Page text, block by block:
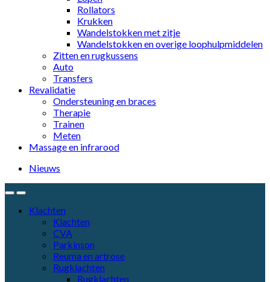
Rollators
Krukken
Wandelstokken met zitje
Wandelstokken en overige loophulpmiddelen
Zitten en rugkussens
Auto
Transfers
Revalidatie
Ondersteuning en braces
Therapie
Trainen
Meten
Massage en infrarood
Nieuws
Klachten
Klachten
CVA
Parkinson
Reuma en artrose
Rugklachten
Rugklachten